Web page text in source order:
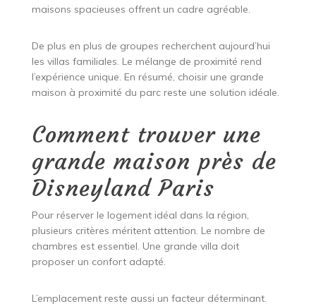
maisons spacieuses offrent un cadre agréable.
De plus en plus de groupes recherchent aujourd’hui
les villas familiales. Le mélange de proximité rend
l’expérience unique. En résumé, choisir une grande
maison à proximité du parc reste une solution idéale.
Comment trouver une
grande maison près de
Disneyland Paris
Pour réserver le logement idéal dans la région,
plusieurs critères méritent attention. Le nombre de
chambres est essentiel. Une grande villa doit
proposer un confort adapté.
L’emplacement reste aussi un facteur déterminant.